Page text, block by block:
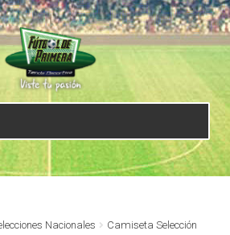
Nacionales
Camiseta Selección